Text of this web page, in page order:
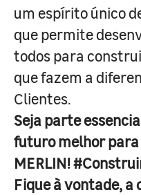
um espírito único
que permite
todos para
que fazem a
Clientes.
Seja parte
futuro melhor para
MERLIN!
Fique à vontade, a